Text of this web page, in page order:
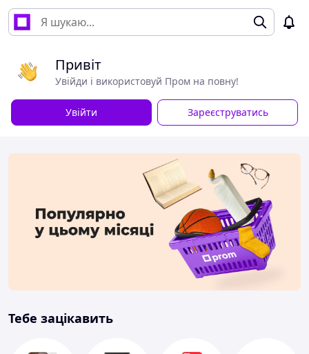
Привіт
Увійди і використовуй Пром на повну!
Увійти Зареєструватись
Тебе зацікавить